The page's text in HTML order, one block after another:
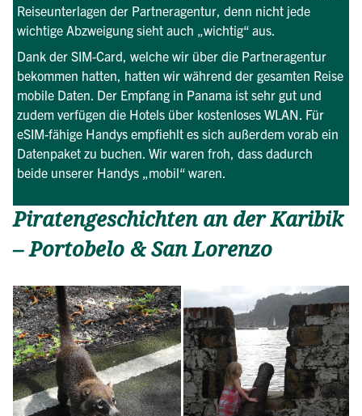
Reiseunterlagen der Partneragentur, denn nicht jede
wichtige Abzweigung sieht auch „wichtig“ aus.
Dank der SIM-Card, welche wir über die Partneragentur
bekommen hatten, hatten wir während der gesamten Reise
mobile Daten. Der Empfang in Panama ist sehr gut und
zudem verfügen die Hotels über kostenloses WLAN. Für
eSIM-fähige Handys empfiehlt es sich außerdem vorab ein
Datenpaket zu buchen. Wir waren froh, dass dadurch
beide unserer Handys „mobil“ waren.
Piratengeschichten an der Karibik
– Portobelo & San Lorenzo